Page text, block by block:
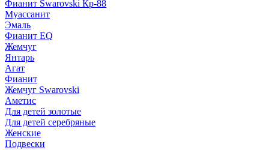
Фианит Swarovski Кр-88
Муассанит
Эмаль
Фианит EQ
Жемчуг
Янтарь
Агат
Фианит
Жемчуг Swarovski
Аметис
Для детей золотые
Для детей серебряные
Женские
Подвески